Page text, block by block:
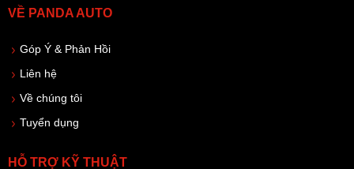
VỀ PANDA AUTO
Góp Ý & Phản Hồi
Liên hệ
Về chúng tôi
Tuyển dụng
HỖ TRỢ KỸ THUẬT